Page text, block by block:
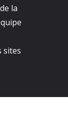
la
sites